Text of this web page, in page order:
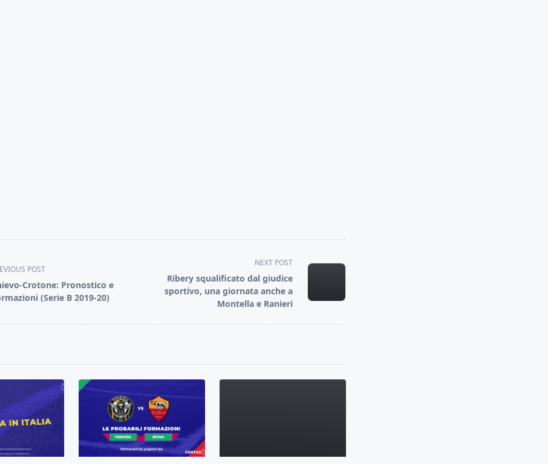
POST
Crotone: Pronostico e
(Serie B 2019-20)
NEXT POST
Ribery squalificato dal giudice
sportivo, una giornata anche a
Montella e Ranieri